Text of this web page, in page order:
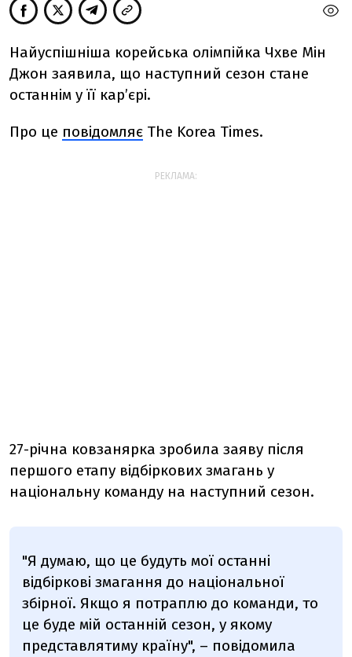
Найуспішніша корейська олімпійка Чхве Мін
Джон заявила, що наступний сезон стане
останнім у її кар’єрі.
Про це повідомляє The Korea Times.
РЕКЛАМА:
27-річна ковзанярка зробила заяву після
першого етапу відбіркових змагань у
національну команду на наступний сезон.
"Я думаю, що це будуть мої останні
відбіркові змагання до національної
збірної. Якщо я потраплю до команди, то
це буде мій останній сезон, у якому
представлятиму країну", – повідомила